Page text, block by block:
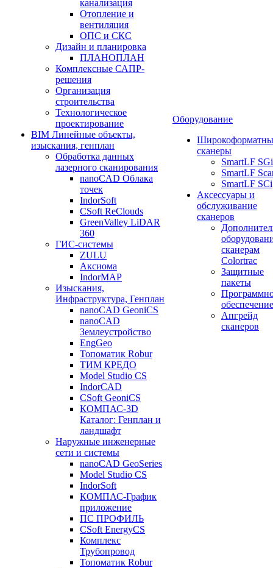
канализация
Отопление и
вентиляция
ОПС и СКС
Дизайн и планировка
ПЛАНОПЛАН
Комплексные САПР-
решения
Организация
строительства
Технологическое
проектирование
BIM Линейные объекты,
изыскания, генплан
Обработка данных
лазерного сканирования
nanoCAD Облака
точек
IndorSoft
CSoft ReClouds
GreenValley LiDAR
360
ГИС-системы
ZULU
Аксиома
IndorMAP
Изыскания,
Инфраструктура, Генплан
nanoCAD GeoniCS
nanoCAD
Землеустройство
EngGeo
Топоматик Robur
ТИМ КРЕДО
Model Studio CS
IndorCAD
CSoft GeoniCS
КОМПАС-3D
Каталог: Генплан и
ландшафт
Наружные инженерные
сети и системы
nanoCAD GeoSeries
Model Studio CS
IndorSoft
КОМПАС-График
приложение
ПС ПРОФИЛЬ
CSoft EnergyCS
Комплекс
Трубопровод
Топоматик Robur
Оборудование
сканеры
SmartLF SGi
SmartLF
SmartLF SCi
Аксессуары и
обслуживание
сканеров
сканерам
Colortrac
Защитные
пакеты
обеспечение
Апгрейд
сканеров